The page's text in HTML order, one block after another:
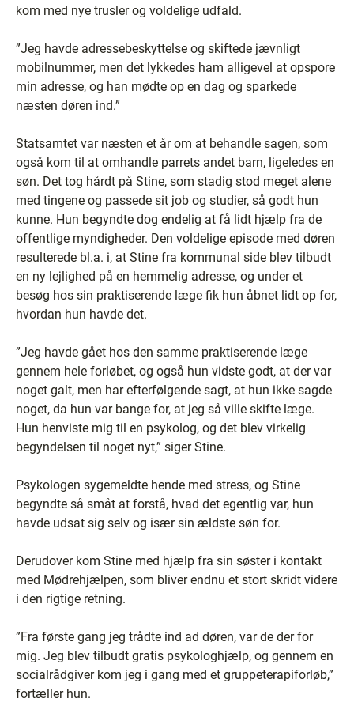
kom med nye trusler og voldelige udfald.
”Jeg havde adressebeskyttelse og skiftede jævnligt
mobilnummer, men det lykkedes ham alligevel at opspore
min adresse, og han mødte op en dag og sparkede
næsten døren ind.”
Statsamtet var næsten et år om at behandle sagen, som
også kom til at omhandle parrets andet barn, ligeledes en
søn. Det tog hårdt på Stine, som stadig stod meget alene
med tingene og passede sit job og studier, så godt hun
kunne. Hun begyndte dog endelig at få lidt hjælp fra de
offentlige myndigheder. Den voldelige episode med døren
resulterede bl.a. i, at Stine fra kommunal side blev tilbudt
en ny lejlighed på en hemmelig adresse, og under et
besøg hos sin praktiserende læge fik hun åbnet lidt op for,
hvordan hun havde det.
”Jeg havde gået hos den samme praktiserende læge
gennem hele forløbet, og også hun vidste godt, at der var
noget galt, men har efterfølgende sagt, at hun ikke sagde
noget, da hun var bange for, at jeg så ville skifte læge.
Hun henviste mig til en psykolog, og det blev virkelig
begyndelsen til noget nyt,” siger Stine.
Psykologen sygemeldte hende med stress, og Stine
begyndte så småt at forstå, hvad det egentlig var, hun
havde udsat sig selv og især sin ældste søn for.
Derudover kom Stine med hjælp fra sin søster i kontakt
med Mødrehjælpen, som bliver endnu et stort skridt videre
i den rigtige retning.
”Fra første gang jeg trådte ind ad døren, var de der for
mig. Jeg blev tilbudt gratis psykologhjælp, og gennem en
socialrådgiver kom jeg i gang med et gruppeterapiforløb,”
fortæller hun.